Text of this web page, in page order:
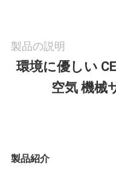
行
理
製品の説明
環境に優しい
空気 機械
製品紹介